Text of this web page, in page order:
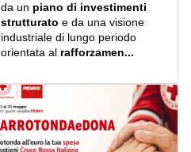
da un piano di investimenti
strutturato e da una visione
industriale di lungo periodo
orientata al rafforzamen...